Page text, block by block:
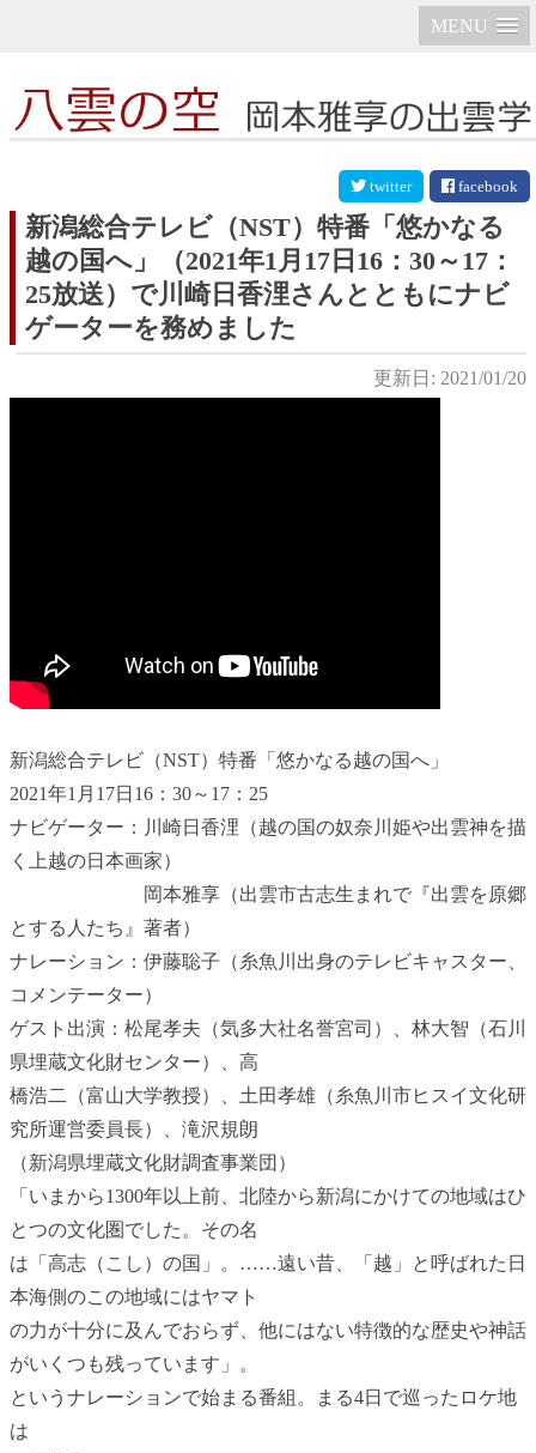
MENU
twitter facebook
新潟総合テレビ（NST）特番「悠かなる
越の国へ」（2021年1月17日16：30～17：
25放送）で川崎日香浬さんとともにナビ
ゲーターを務めました
更新日: 2021/01/20
新潟総合テレビ（NST）特番「悠かなる越の国へ」
2021年1月17日16：30～17：25
ナビゲーター：川崎日香浬（越の国の奴奈川姫や出雲神を描
く上越の日本画家）
岡本雅享（出雲市古志生まれで『出雲を原郷
とする人たち』著者）
ナレーション：伊藤聡子（糸魚川出身のテレビキャスター、
コメンテーター）
ゲスト出演：松尾孝夫（気多大社名誉宮司）、林大智（石川
県埋蔵文化財センター）、高
橋浩二（富山大学教授）、土田孝雄（糸魚川市ヒスイ文化研
究所運営委員長）、滝沢規朗
（新潟県埋蔵文化財調査事業団）
「いまから1300年以上前、北陸から新潟にかけての地域はひ
とつの文化圏でした。その名
は「高志（こし）の国」。……遠い昔、「越」と呼ばれた日
本海側のこの地域にはヤマト
の力が十分に及んでおらず、他にはない特徴的な歴史や神話
がいくつも残っています」。
というナレーションで始まる番組。まる4日で巡ったロケ地
は